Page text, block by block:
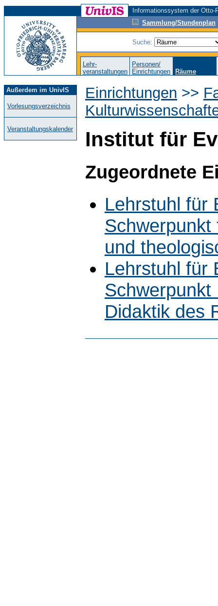
Informationssystem der
Sammlung/Stundenplan
Suche:
Lehr-
veranstaltungen
Personen/
Einrichtungen
Räume
Außerdem im UnivIS
Vorlesungsverzeichnis
Veranstaltungskalender
Einrichtungen >>
Institut für
Zugeordnete
Lehrstuhl für
Schwerpunkt
und
Lehrstuhl für
Schwerpunkt
Didaktik des